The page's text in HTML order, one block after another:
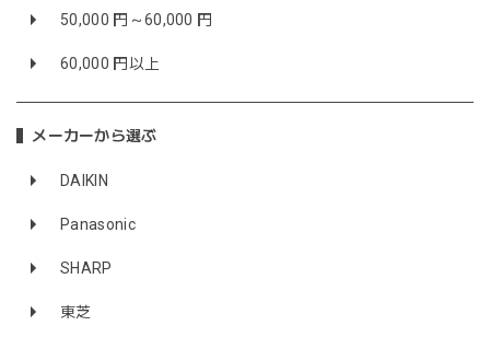
50,000 円～60,000 円
60,000 円以上
メーカーから選ぶ
DAIKIN
Panasonic
SHARP
東芝